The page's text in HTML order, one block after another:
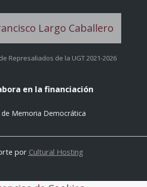
Represaliados de la UGT 2021-2026
en la financiación
por Cultural Hosting